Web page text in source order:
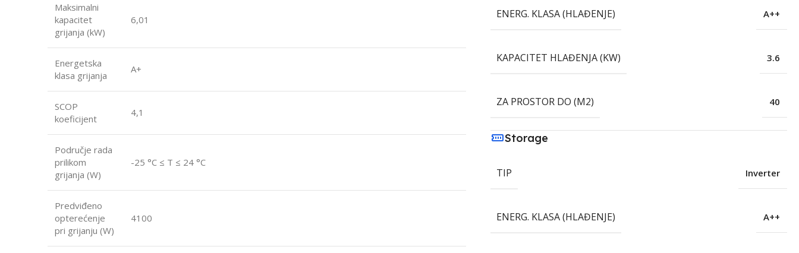
Maksimalni
kapacitet
grijanja (kW)
6,01
Energetska
klasa grijanja
A+
SCOP
koeficijent
4,1
Područje rada
prilikom
grijanja (W)
-25 °C ≤ T ≤ 24 °C
Predviđeno
opterećenje
pri grijanju (W)
4100
ENERG. KLASA (HLAĐENJE) A++
KAPACITET HLAĐENJA (KW) 3.6
ZA PROSTOR DO (M2) 40
Storage
TIP Inverter
ENERG. KLASA (HLAĐENJE) A++